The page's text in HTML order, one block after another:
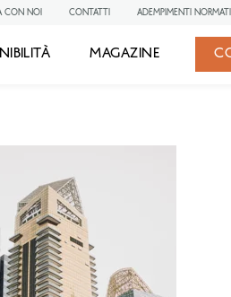
CON NOI CONTATTI ADEMPIMENTI
MAGAZINE
2025